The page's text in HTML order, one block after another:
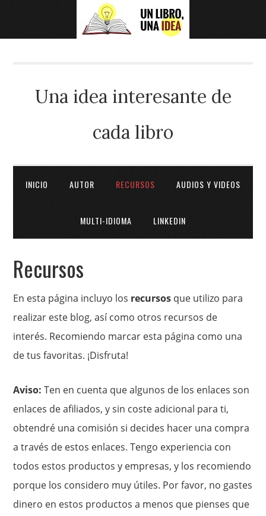
Una idea interesante de
cada libro
INICIO AUTOR RECURSOS AUDIOS Y VIDEOS
MULTI-IDIOMA LINKEDIN
Recursos
En esta página incluyo los recursos que utilizo para
realizar este blog, así como otros recursos de
interés. Recomiendo marcar esta página como una
de tus favoritas. ¡Disfruta!
Aviso: Ten en cuenta que algunos de los enlaces son
enlaces de afiliados, y sin coste adicional para ti,
obtendré una comisión si decides hacer una compra
a través de estos enlaces. Tengo experiencia con
todos estos productos y empresas, y los recomiendo
porque los considero muy útiles. Por favor, no gastes
dinero en estos productos a menos que pienses que